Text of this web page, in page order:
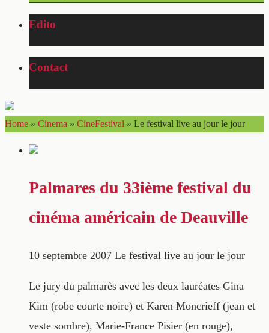
Edito
Contact
Home » Cinema » CineFestival » Le festival live au jour le jour
Palmares du 33ième festival du
cinéma américain de Deauville
10 septembre 2007 Le festival live au jour le jour
Le jury du palmarès avec les deux lauréates Gina
Kim (robe courte noire) et Karen Moncrieff (jean et
veste sombre), Marie-France Pisier (en rouge),